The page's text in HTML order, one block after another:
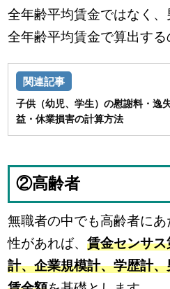
全年齢平均賃金ではなく
全年齢平均賃金で算出する
子供（幼児、学生）の慰謝料・逸
益・休業損害の計算方法
②高齢者
無職者の中でも高齢者に
性があれば、賃金センサ
計、企業規模計、学歴計